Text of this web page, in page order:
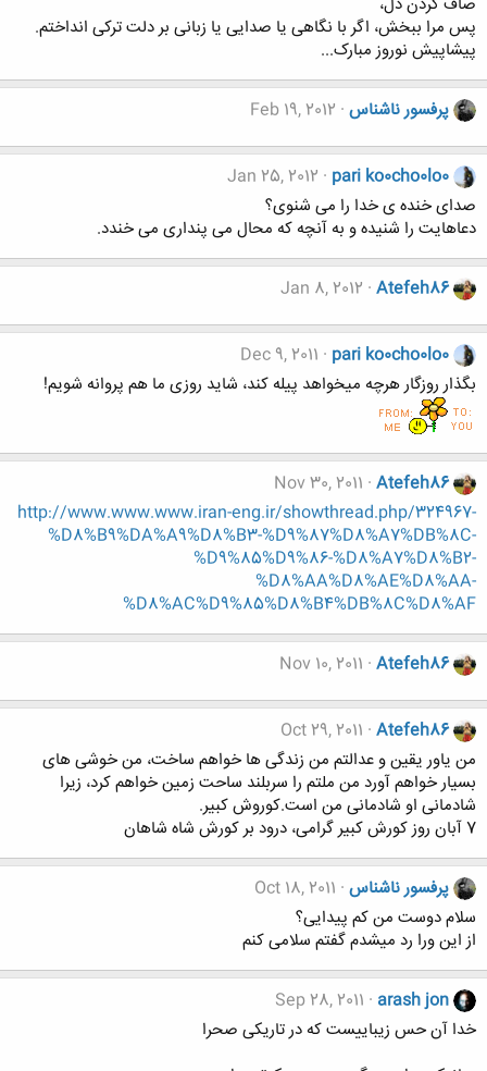
پس مرا ببخش، اگر با نگاهی یا صدایی یا زبانی بر دلت ترکی انداختم.
پیشاپیش نوروز مبارک...
پرفسور ناشناس Feb 19, 2012
pari ko0cho0lo0
Jan 25, 2012
صدای خنده ی خدا را می شنوی؟
دعاهایت را شنیده و به آنچه که محال می پنداری می خندد.
Atefeh86
Jan 8, 2012
pari ko0cho0lo0
Dec 9, 2011
بگذار روزگار هرچه میخواهد پیله کند، شاید روزی ما هم پروانه شویم!
Atefeh86
Nov 30, 2011
http://www.www.www.iran-eng.ir/showthread.php/324967-
%D8%B9%DA%A9%D8%B3-%D9%87%D8%A7%DB%8C-
%D9%85%D9%86-%D8%A7%D8%B2-
%D8%AA%D8%AE%D8%AA-
%D8%AC%D9%85%D8%B4%DB%8C%D8%AF
Atefeh86
Nov 10, 2011
Atefeh86
Oct 29, 2011
من یاور یقین و عدالتم من زندگی ها خواهم ساخت، من خوشی های
بسیار خواهم آورد من ملتم را سربلند ساحت زمین خواهم کرد، زیرا
شادمانی او شادمانی من است.کوروش کبیر.
7 آبان روز کورش کبیر گرامی، درود بر کورش شاه شاهان
پرفسور ناشناس Oct 18, 2011
سلام دوست من کم پیدایی؟
از این ورا رد میشدم گفتم سلامی کنم
arash jon
Sep 28, 2011
خدا آن حس زیباییست که در تاریکی صحرا